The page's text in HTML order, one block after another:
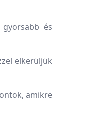
és
elkerüljük
amikre